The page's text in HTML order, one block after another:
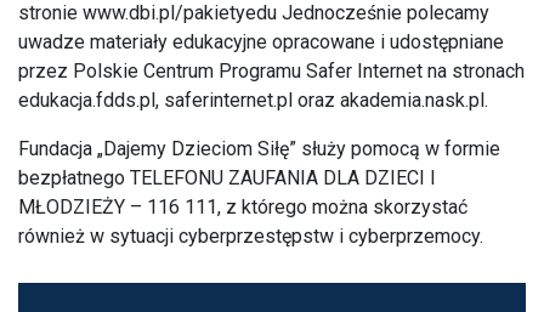
stronie www.dbi.pl/pakietyedu Jednocześnie polecamy
uwadze materiały edukacyjne opracowane i udostępniane
przez Polskie Centrum Programu Safer Internet na stronach
edukacja.fdds.pl, saferinternet.pl oraz akademia.nask.pl.
Fundacja „Dajemy Dzieciom Siłę” służy pomocą w formie
bezpłatnego TELEFONU ZAUFANIA DLA DZIECI I
MŁODZIEŻY – 116 111, z którego można skorzystać
również w sytuacji cyberprzestępstw i cyberprzemocy.